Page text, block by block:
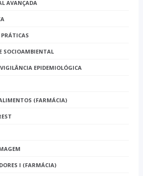
AVANÇADA
SOCIOAMBIENTAL
EPIDEMIOLÓGICA
(FARMÁCIA)
I (FARMÁCIA)